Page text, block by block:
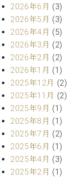
ン
レ
ジ
デ
ン
ス
C.
ヒ
シ
ュ
タ
イ
ン
コ
造
番
号
ン
を
く
前
に
ベ
ヒ
シ
ュ
イ
ン・
シ
ュ
ペ
ー
ン
コ
ン
サ
ッ
ス
ン
イ
サ
ロ
ン・
調
律
ぶ
方
ま
で
大
迎。
ベヒ
シュ
タイ
ン・
シュ
ーレ
音楽
会
社
案
内
お
問
合
2026年6月 (3)
2026年5月 (3)
2026年4月 (5)
2026年3月 (2)
2026年2月 (2)
2026年1月 (1)
2025年12月 (2)
2025年11月 (2)
2025年9月 (1)
2025年8月 (1)
2025年7月 (2)
2025年6月 (1)
2025年4月 (3)
2025年2月 (1)